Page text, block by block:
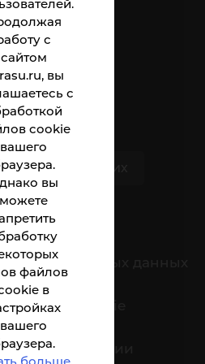
с
сайтом
вы
с
cookie
вашего
вы
можете
файлов
в
вашего
слабовидящих
граждан
персональных данных
cookie
коррупции